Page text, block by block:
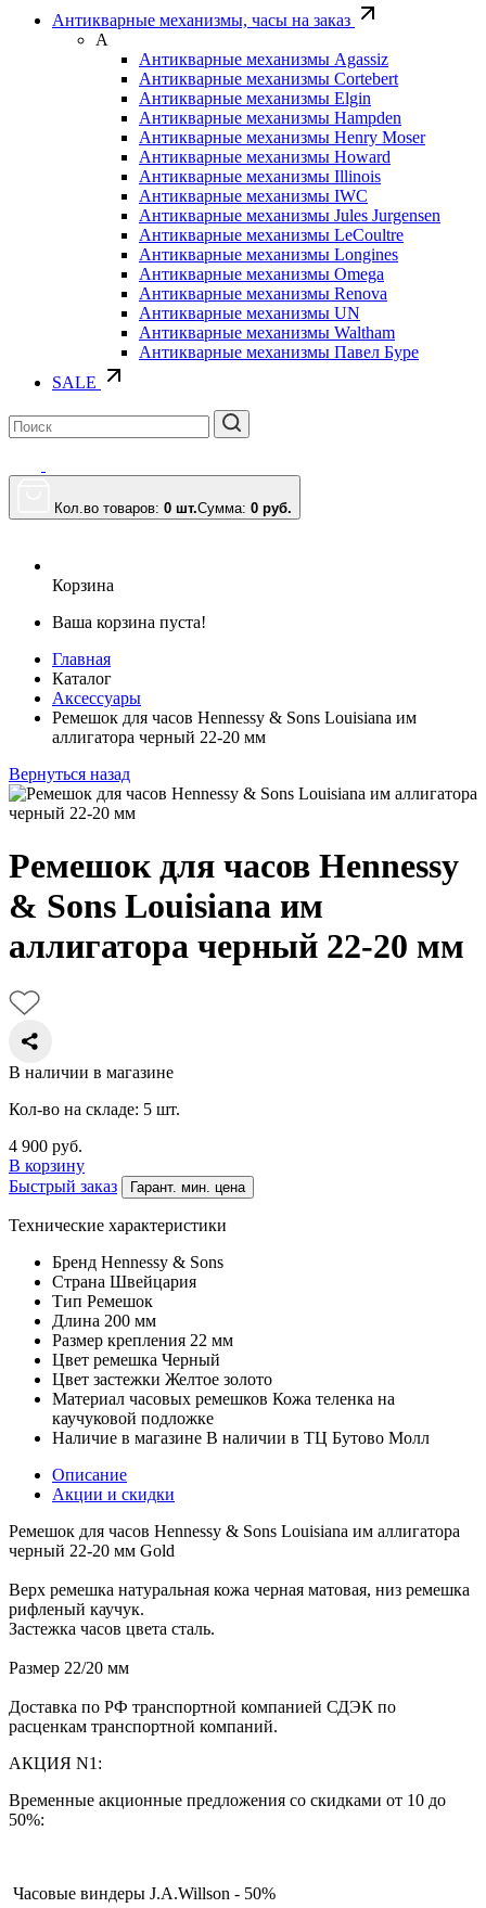
Антикварные механизмы, часы на заказ
А
Антикварные механизмы Agassiz
Антикварные механизмы Cortebert
Антикварные механизмы Elgin
Антикварные механизмы Hampden
Антикварные механизмы Henry Moser
Антикварные механизмы Howard
Антикварные механизмы Illinois
Антикварные механизмы IWC
Антикварные механизмы Jules Jurgensen
Антикварные механизмы LeCoultre
Антикварные механизмы Longines
Антикварные механизмы Omega
Антикварные механизмы Renova
Антикварные механизмы UN
Антикварные механизмы Waltham
Антикварные механизмы Павел Буре
SALE
Кол.во товаров: 0 шт.Сумма: 0 руб.
Корзина
Ваша корзина пуста!
Главная
Каталог
Аксессуары
Ремешок для часов Hennessy & Sons Louisiana им
аллигатора черный 22-20 мм
Вернуться назад
Ремешок для часов Hennessy
& Sons Louisiana им
аллигатора черный 22-20 мм
В наличии в магазине
Кол-во на складе: 5 шт.
4 900 руб.
В корзину
Быстрый заказ
Гарант. мин. цена
Технические характеристики
Бренд Hennessy & Sons
Страна Швейцария
Тип Ремешок
Длина 200 мм
Размер крепления 22 мм
Цвет ремешка Черный
Цвет застежки Желтое золото
Материал часовых ремешков Кожа теленка на
каучуковой подложке
Наличие в магазине В наличии в ТЦ Бутово Молл
Описание
Акции и скидки
Ремешок для часов Hennessy & Sons Louisiana им аллигатора
черный 22-20 мм Gold
Верх ремешка натуральная кожа черная матовая, низ ремешка
рифленый каучук.
Застежка часов цвета сталь.
Размер 22/20 мм
Доставка по РФ транспортной компанией СДЭК по
расценкам транспортной компаний.
АКЦИЯ N1:
Временные акционные предложения со скидками от 10 до
50%:
Часовые виндеры J.A.Willson - 50%